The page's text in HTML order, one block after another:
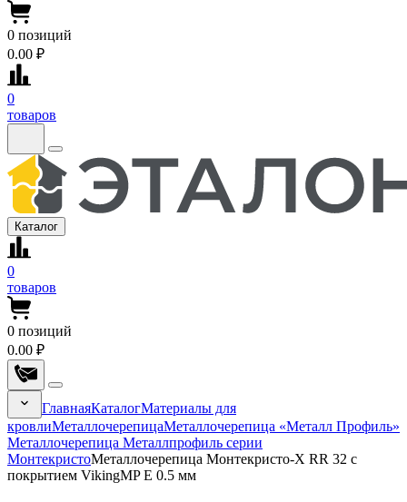
0 позиций
0.00 ₽
0
товаров
Каталог
0
товаров
0 позиций
0.00 ₽
ГлавнаяКаталогМатериалы для
кровлиМеталлочерепицаМеталлочерепица «Металл Профиль»
Металлочерепица Металлпрофиль серии
МонтекристоМеталлочерепица Монтекристо-X RR 32 с
покрытием VikingMP E 0.5 мм